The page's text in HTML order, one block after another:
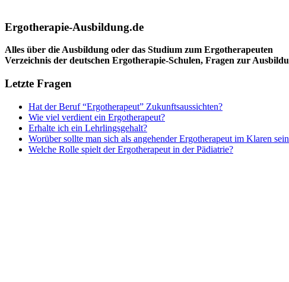
Ergotherapie-Ausbildung.de
Alles über die Ausbildung oder das Studium zum Ergotherapeuten
Verzeichnis der deutschen Ergotherapie-Schulen, Fragen zur
Letzte Fragen
Hat der Beruf “Ergotherapeut” Zukunftsaussichten?
Wie viel verdient ein Ergotherapeut?
Erhalte ich ein Lehrlingsgehalt?
Worüber sollte man sich als angehender Ergotherapeut im Klaren
Welche Rolle spielt der Ergotherapeut in der Pädiatrie?